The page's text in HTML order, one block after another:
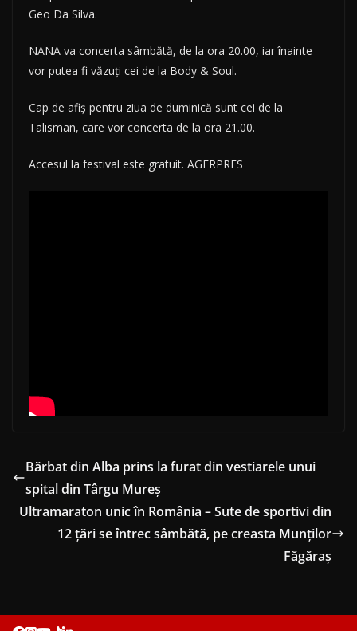
Geo Da Silva.
NANA va concerta sâmbătă, de la ora 20.00, iar înainte
vor putea fi văzuţi cei de la Body & Soul.
Cap de afiş pentru ziua de duminică sunt cei de la
Talisman, care vor concerta de la ora 21.00.
Accesul la festival este gratuit. AGERPRES
Bărbat din Alba prins la furat din vestiarele unui
spital din Târgu Mureș
Ultramaraton unic în România – Sute de sportivi din
12 ţări se întrec sâmbătă, pe creasta Munţilor
Făgăraş